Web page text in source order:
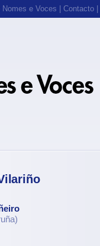
e Voces Contacto